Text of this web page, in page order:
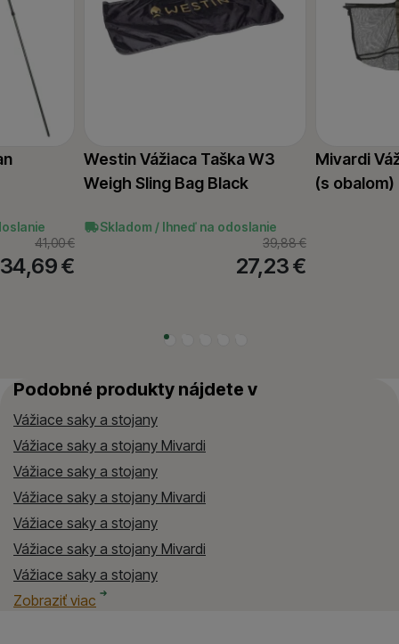
Westin Vážiaca Taška W3
Weigh Sling Bag Black
Skladom / Ihneď na odoslanie
39,88€
27,23€
Mivardi
(s obalom)
41,00€
34,69€
Podobné produkty nájdete v
Vážiace saky a stojany
Vážiace saky a stojany Mivardi
Vážiace saky a stojany
Vážiace saky a stojany Mivardi
Vážiace saky a stojany
Vážiace saky a stojany Mivardi
Vážiace saky a stojany
Vážiace saky a stojany Mivardi
Starostlivosť o kapre
Starostlivosť o kapre Mivardi
Starostlivosť o dravce
Starostlivosť o dravce Mivardi
Starostlivosť o ryby
Starostlivosť o ryby Mivardi
Starostlivosť o ryby na mori
Starostlivosť o ryby na mori Mivardi
Lov kaprov
Lov kaprov Mivardi
Lov zubáčov, šťúk, sumcov
Lov zubáčov, šťúk, sumcov Mivardi
Feeder a Plavák
Feeder a Plavák Mivardi
Lov rýb na mori
Lov rýb na mori Mivardi
Spôsob lovu rýb
Spôsob lovu rýb Mivardi
Zobraziť viac